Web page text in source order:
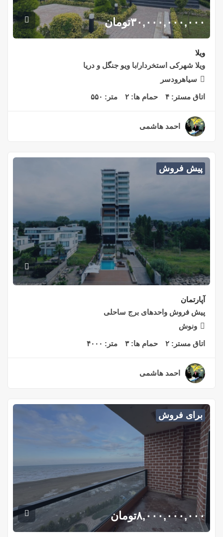
۳۰,۰۰۰,۰۰۰,۰۰۰تومان
ویلا
ویلا شهرکی استخردار/با ویو جنگل و دریا
سیاهرودسر
اتاق مستر: ۴ حمام ها: ۲ متر: ۵۵۰
احمد هاشمی
پیش فروش
آپارتمان
پیش فروش واحدهای برج ساحلی
ونوش
اتاق مستر: ۲ حمام ها:۳ متر: ۴۰۰۰
احمد هاشمی
برای فروش
۸,۰۰۰,۰۰۰,۰۰۰تومان